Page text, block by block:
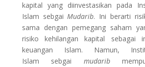
kapital yang diinvestasikan pada
Islam sebgaiMudarib. Ini berarti
sama dengan pemegang saham
risiko kehilangan kapital sebagai
keuangan Islam. Namun,
Islam sebgai mudarib